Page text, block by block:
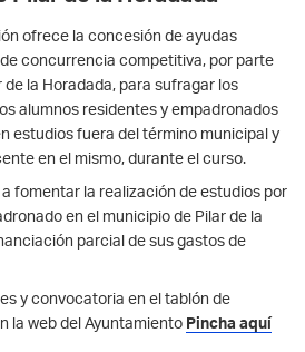
ofrece la concesión de ayudas
concurrencia competitiva, por parte
la Horadada, para sufragar los
alumnos residentes y empadronados
estudios fuera del término municipal y
en el mismo, durante el curso.
fomentar la realización de estudios por
en el municipio de Pilar de la
parcial de sus gastos de
y convocatoria en el tablón de
la web del Ayuntamiento Pincha aquí